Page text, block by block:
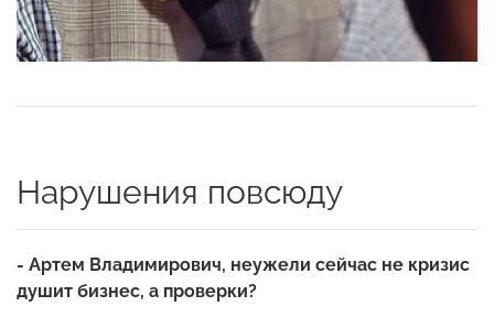
Нарушения повсюду
- Артем Владимирович, неужели сейчас не кризис
душит бизнес, а проверки?